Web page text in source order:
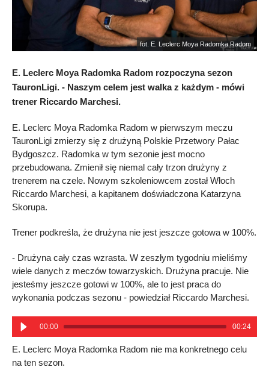
fot. E. Leclerc Moya Radomka Radom
E. Leclerc Moya Radomka Radom rozpoczyna sezon
TauronLigi. - Naszym celem jest walka z każdym - mówi
trener Riccardo Marchesi.
E. Leclerc Moya Radomka Radom w pierwszym meczu
TauronLigi zmierzy się z drużyną Polskie Przetwory Pałac
Bydgoszcz. Radomka w tym sezonie jest mocno
przebudowana. Zmienił się niemal cały trzon drużyny z
trenerem na czele. Nowym szkoleniowcem został Włoch
Riccardo Marchesi, a kapitanem doświadczona Katarzyna
Skorupa.
Trener podkreśla, że drużyna nie jest jeszcze gotowa w 100%.
- Drużyna cały czas wzrasta. W zeszłym tygodniu mieliśmy
wiele danych z meczów towarzyskich. Drużyna pracuje. Nie
jesteśmy jeszcze gotowi w 100%, ale to jest praca do
wykonania podczas sezonu - powiedział Riccardo Marchesi.
00:00 00:24
E. Leclerc Moya Radomka Radom nie ma konkretnego celu
na ten sezon.